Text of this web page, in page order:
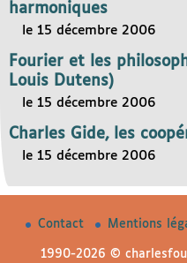
harmoniques
le 15 décembre 2006
Fourier et les
Louis Dutens)
le 15 décembre 2006
Charles Gide, les
le 15 décembre 2006
Contact Mentions
1990-2026 ©